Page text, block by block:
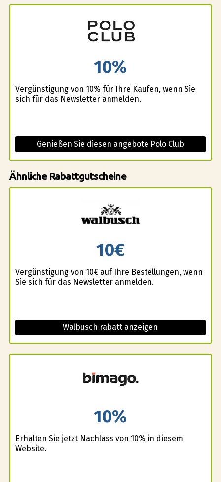
10%
Vergünstigung von 10% für Ihre Kaufen, wenn Sie
sich für das Newsletter anmelden.
Genießen Sie diesen angebote Polo Club
Ähnliche Rabattgutscheine
10€
Vergünstigung von 10€ auf Ihre Bestellungen, wenn
Sie sich für das Newsletter anmelden.
Walbusch rabatt anzeigen
10%
Erhalten Sie jetzt Nachlass von 10% in diesem
Website.